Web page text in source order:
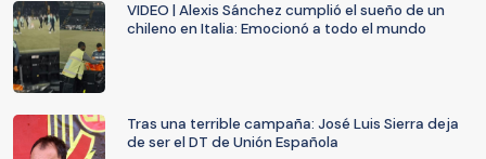
VIDEO | Alexis Sánchez cumplió el sueño de un
chileno en Italia: Emocionó a todo el mundo
Tras una terrible campaña: José Luis Sierra deja
de ser el DT de Unión Española